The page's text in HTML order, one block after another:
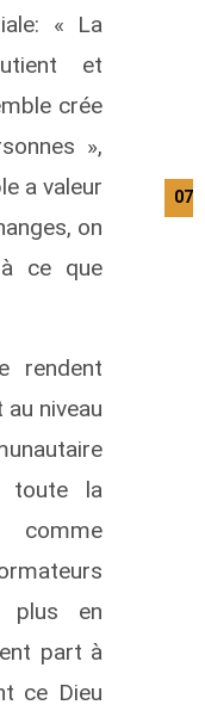
« La
et
crée
»,
a valeur
on
ce que
rendent
niveau
toute la
plus en
part à
ce Dieu
07/